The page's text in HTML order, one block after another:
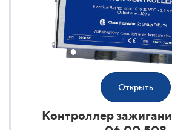
Открыть
Контроллер